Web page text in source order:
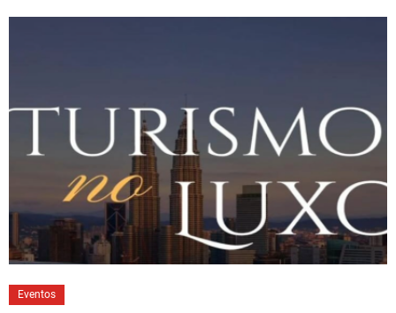
Eventos